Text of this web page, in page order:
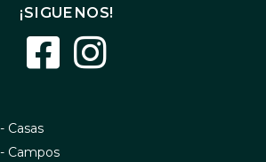
¡SIGUENOS!
- Casas
- Campos